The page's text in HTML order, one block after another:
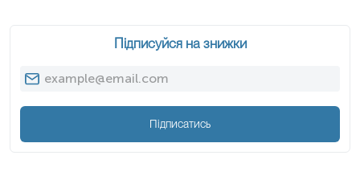
Підписуйся на знижки
Підписатись